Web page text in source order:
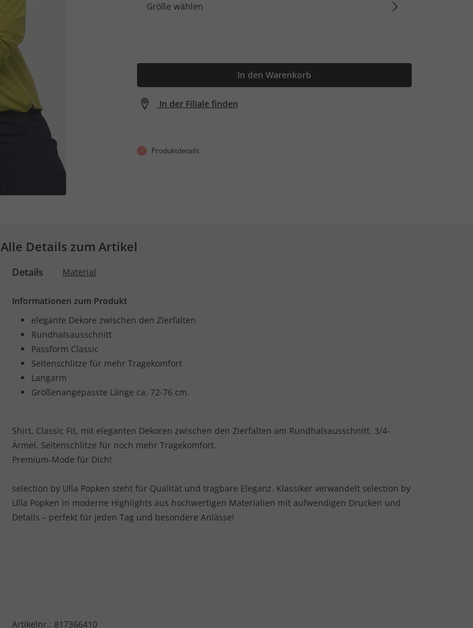
Größe wählen
In den Warenkorb
In der Filiale finden
Produktdetails
Alle Details zum Artikel
Details Material
Informationen zum Produkt
elegante Dekore zwischen den Zierfalten
Rundhalsausschnitt
Passform Classic
Seitenschlitze für mehr Tragekomfort
Langarm
Größenangepasste Länge ca. 72-76 cm.
Shirt, Classic Fit, mit eleganten Dekoren zwischen den Zierfalten am Rundhalsausschnitt. 3/4-
Ärmel, Seitenschlitze für noch mehr Tragekomfort.
Premium-Mode für Dich!
selection by Ulla Popken steht für Qualität und tragbare Eleganz. Klassiker verwandelt selection by
Ulla Popken in moderne Highlights aus hochwertigen Materialien mit aufwendigen Drucken und
Details – perfekt für jeden Tag und besondere Anlässe!
Artikelnr.: 817366410